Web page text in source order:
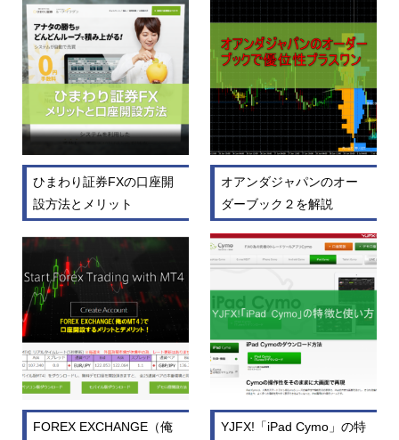
ひまわり証券FXの口座開
設方法とメリット
オアンダジャパンのオー
ダーブック２を解説
FOREX EXCHANGE（俺
YJFX!「iPad Cymo」の特